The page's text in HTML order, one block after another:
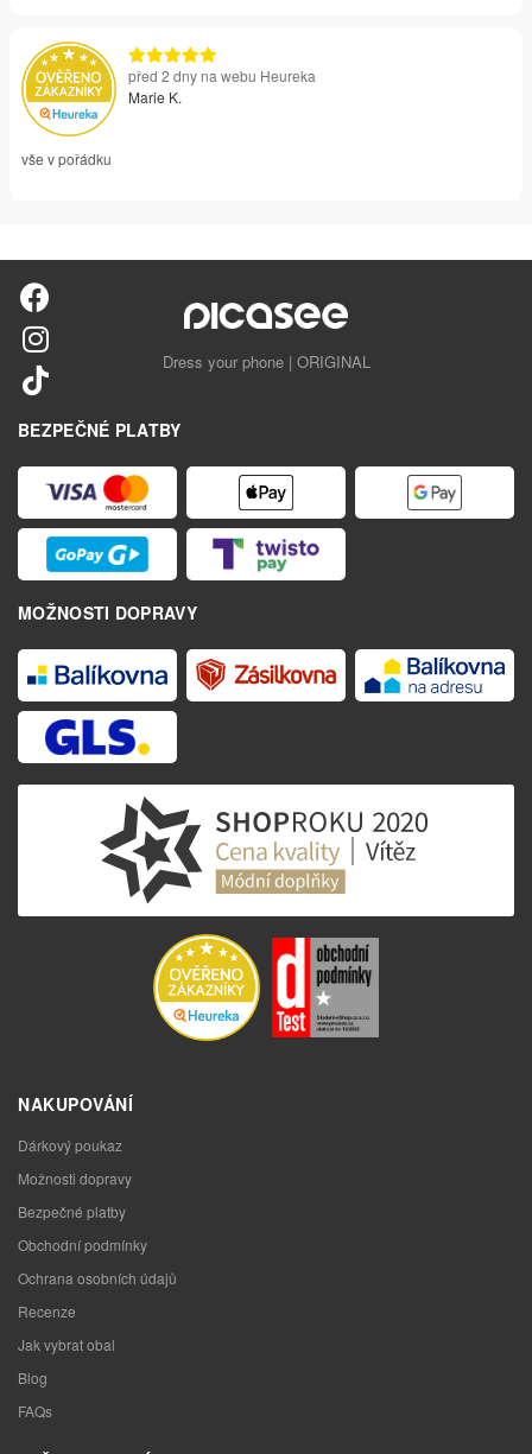
před 2 dny na webu Heureka
Marie K.
vše v pořádku
Dress your phone | ORIGINAL
BEZPEČNÉ PLATBY
MOŽNOSTI DOPRAVY
NAKUPOVÁNÍ
Dárkový poukaz
Možnosti dopravy
Bezpečné platby
Obchodní podmínky
Ochrana osobních údajů
Recenze
Jak vybrat obal
Blog
FAQs